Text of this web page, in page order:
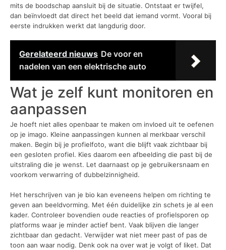
mits de boodschap aansluit bij de situatie. Ontstaat er twijfel,
dan beïnvloedt dat direct het beeld dat iemand vormt. Vooral bij
eerste indrukken werkt dat langdurig door.
Gerelateerd nieuws De voor en
nadelen van een elektrische auto
Wat je zelf kunt monitoren en
aanpassen
Je hoeft niet alles openbaar te maken om invloed uit te oefenen
op je imago. Kleine aanpassingen kunnen al merkbaar verschil
maken. Begin bij je profielfoto, want die blijft vaak zichtbaar bij
een gesloten profiel. Kies daarom een afbeelding die past bij de
uitstraling die je wenst. Let daarnaast op je gebruikersnaam en
voorkom verwarring of dubbelzinnigheid.
Het herschrijven van je bio kan eveneens helpen om richting te
geven aan beeldvorming. Met één duidelijke zin schets je al een
kader. Controleer bovendien oude reacties of profielsporen op
platforms waar je minder actief bent. Vaak blijven die langer
zichtbaar dan gedacht. Verwijder wat niet meer past of pas de
toon aan waar nodig. Denk ook na over wat je volgt of liket. Dat